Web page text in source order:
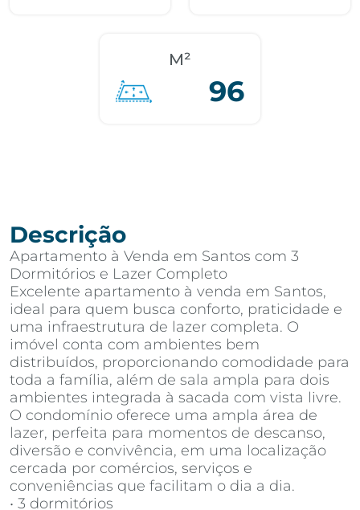
M²
96
Descrição
Apartamento à Venda em Santos com 3
Dormitórios e Lazer Completo
Excelente apartamento à venda em Santos,
ideal para quem busca conforto, praticidade e
uma infraestrutura de lazer completa. O
imóvel conta com ambientes bem
distribuídos, proporcionando comodidade para
toda a família, além de sala ampla para dois
ambientes integrada à sacada com vista livre.
O condomínio oferece uma ampla área de
lazer, perfeita para momentos de descanso,
diversão e convivência, em uma localização
cercada por comércios, serviços e
conveniências que facilitam o dia a dia.
• 3 dormitórios